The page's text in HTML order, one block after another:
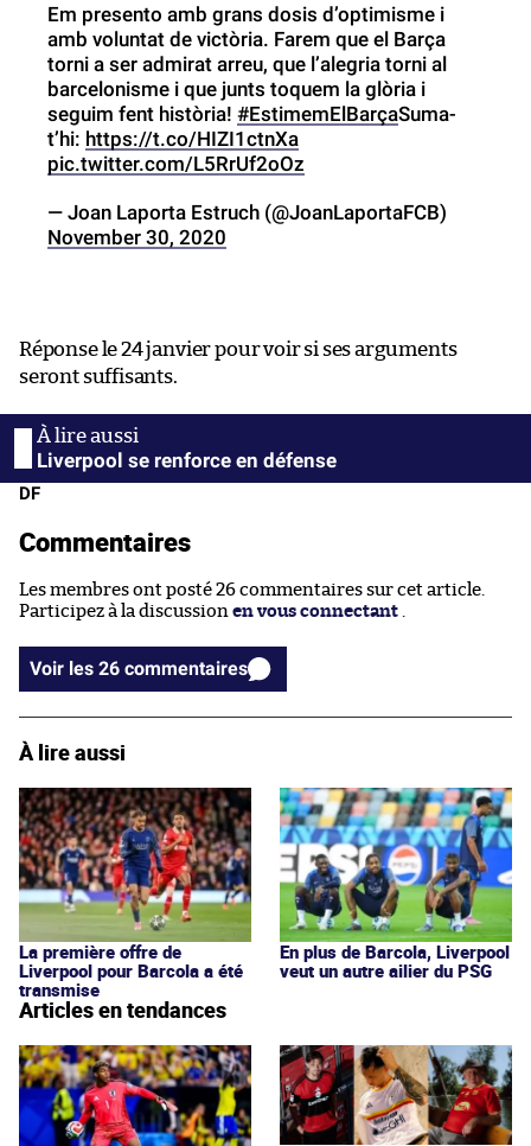
Em presento amb grans dosis d’optimisme i
amb voluntat de victòria. Farem que el Barça
torni a ser admirat arreu, que l’alegria torni al
barcelonisme i que junts toquem la glòria i
seguim fent història! #EstimemElBarçaSuma-
t’hi: https://t.co/HIZI1ctnXa
pic.twitter.com/L5RrUf2oOz
— Joan Laporta Estruch (@JoanLaportaFCB)
November 30, 2020
Réponse le 24 janvier pour voir si ses arguments
seront suffisants.
Liverpool se renforce en défense
DF
Commentaires
Les membres ont posté 26 commentaires sur cet article.
Participez à la discussion en vous connectant
Voir les 26 commentaires
À lire aussi
La première offre de
Liverpool pour Barcola a été
transmise
En plus de Barcola, Liverpool
veut un autre ailier du PSG
Articles en tendances